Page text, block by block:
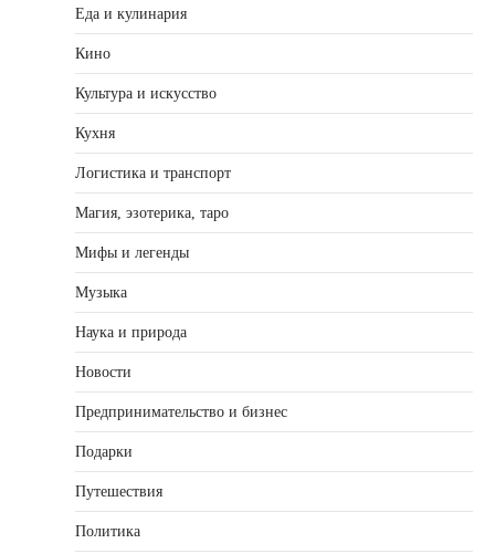
Еда и кулинария
Кино
Культура и искусство
Кухня
Логистика и транспорт
Магия, эзотерика, таро
Мифы и легенды
Музыка
Наука и природа
Новости
Предпринимательство и бизнес
Подарки
Путешествия
Политика